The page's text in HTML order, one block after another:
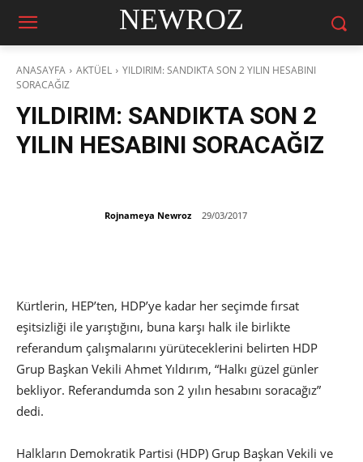
NEWROZ
ANASAYFA AKTÜEL
YILDIRIM: SANDIKTA SON 2 YILIN HESABINI
SORACAĞIZ
YILDIRIM: SANDIKTA SON 2
YILIN HESABINI SORACAĞIZ
Rojnameya Newroz 29/03/2017
Kürtlerin, HEP’ten, HDP’ye kadar her seçimde fırsat
eşitsizliği ile yarıştığını, buna karşı halk ile birlikte
referandum çalışmalarını yürüteceklerini belirten HDP
Grup Başkan Vekili Ahmet Yıldırım, “Halkı güzel günler
bekliyor. Referandumda son 2 yılın hesabını soracağız”
dedi.
Halkların Demokratik Partisi (HDP) Grup Başkan Vekili ve